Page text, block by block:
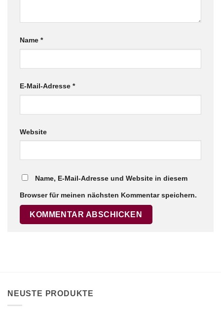
Name *
E-Mail-Adresse *
Website
Name, E-Mail-Adresse und Website in diesem
Browser für meinen nächsten Kommentar speichern.
NEUSTE PRODUKTE